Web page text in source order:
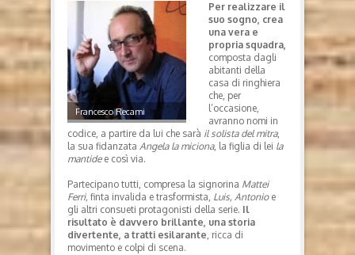
Francesco Recami
Per realizzare il
suo sogno, crea
una vera e
propria squadra,
composta dagli
abitanti della
casa di ringhiera
che, per
l’occasione,
avranno nomi in
codice, a partire da lui che sarà il solista del mitra,
la sua fidanzata Angela la miciona, la figlia di lei la
mantidee così via.
Partecipano tutti, compresa la signorina Mattei
Ferri, finta invalida e trasformista, Luis, Antonioe
gli altri consueti protagonisti della serie. Il
risultato è davvero brillante, una storia
divertente, a tratti esilarante, ricca di
movimento e colpi di scena.